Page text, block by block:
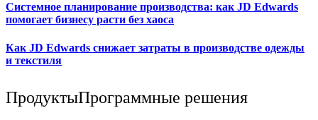
Системное планирование производства: как JD Edwards
помогает бизнесу расти без хаоса
Как JD Edwards снижает затраты в производстве одежды
и текстиля
ПродуктыПрограммные решения